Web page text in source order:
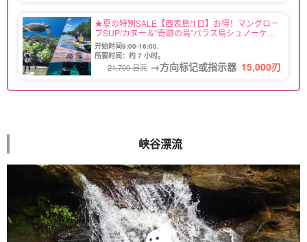
★夏の特別SALE【西表島/1日】お得！マングロー
ブSUP/カヌー＆”奇跡の島”バラス島シュノーケリ
ングツアー★写真無料＆送迎付き（No.92）
开始时间9:00-16:00.
所要时间：约 7 小时。
21,700 日元 →方向标记或指示器 15,000刃
峡谷漂流